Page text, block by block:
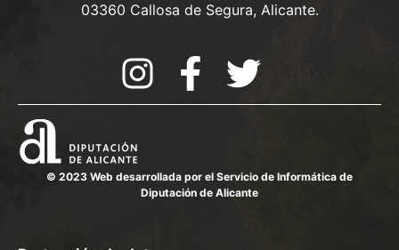
03360 Callosa de Segura, Alicante.
© 2023 Web desarrollada por el Servicio de Informática de
Diputación de Alicante